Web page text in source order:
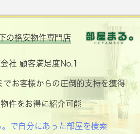
の格安物件専門店
社 顧客満足度No.1
でお客様からの圧倒的支持を獲得
件をお得に紹介可能
。で自分にあった部屋を検索